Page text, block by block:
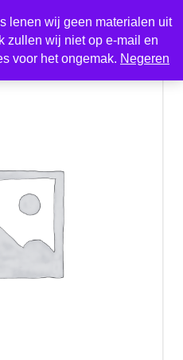
lenen wij geen materialen uit
zullen wij niet op e-mail en
voor het ongemak. Negeren